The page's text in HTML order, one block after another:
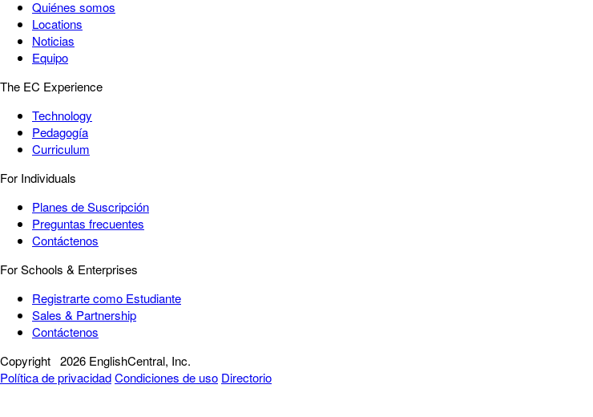
Quiénes somos
Locations
Noticias
Equipo
The EC Experience
Technology
Pedagogía
Curriculum
For Individuals
Planes de Suscripción
Preguntas frecuentes
Contáctenos
For Schools & Enterprises
Registrarte como Estudiante
Sales & Partnership
Contáctenos
Copyright 2026 EnglishCentral, Inc.
Política de privacidadCondiciones de uso Directorio